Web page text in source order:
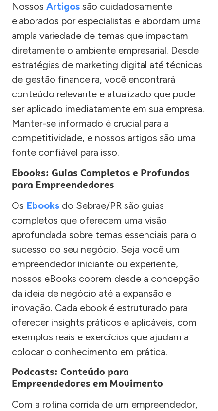
Nossos Artigos são cuidadosamente
elaborados por especialistas e abordam uma
ampla variedade de temas que impactam
diretamente o ambiente empresarial. Desde
estratégias de marketing digital até técnicas
de gestão financeira, você encontrará
conteúdo relevante e atualizado que pode
ser aplicado imediatamente em sua empresa.
Manter-se informado é crucial para a
competitividade, e nossos artigos são uma
fonte confiável para isso.
Ebooks: Guias Completos e Profundos
para Empreendedores
Os Ebooks do Sebrae/PR são guias
completos que oferecem uma visão
aprofundada sobre temas essenciais para o
sucesso do seu negócio. Seja você um
empreendedor iniciante ou experiente,
nossos eBooks cobrem desde a concepção
da ideia de negócio até a expansão e
inovação. Cada ebook é estruturado para
oferecer insights práticos e aplicáveis, com
exemplos reais e exercícios que ajudam a
colocar o conhecimento em prática.
Podcasts: Conteúdo para
Empreendedores em Movimento
Com a rotina corrida de um empreendedor,